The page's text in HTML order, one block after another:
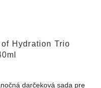
Hydration Trio
darčeková sada pre